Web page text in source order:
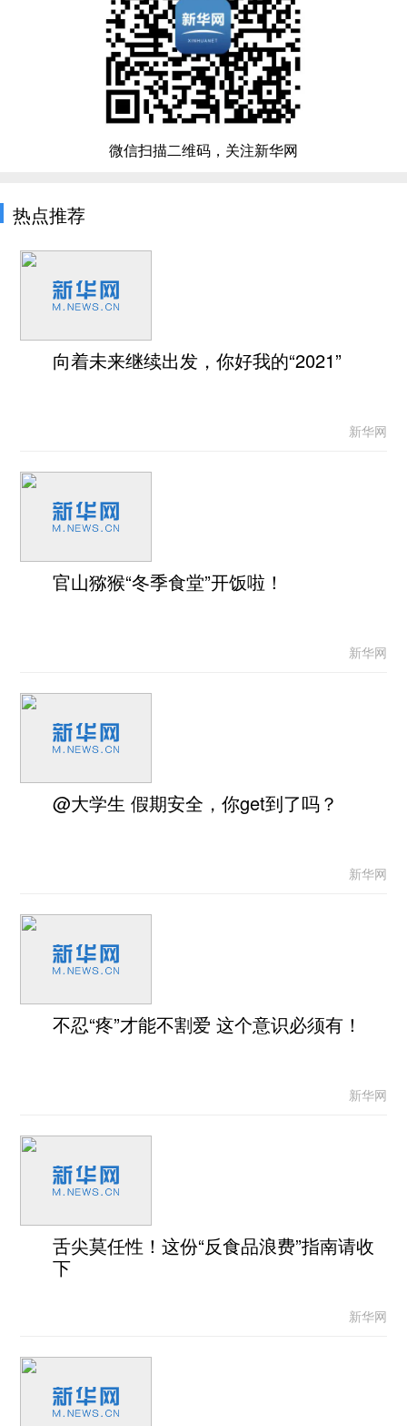
微信扫描二维码，关注新华网
热点推荐
向着未来继续出发，你好我的“2021”
新华网
官山猕猴“冬季食堂”开饭啦！
新华网
@大学生 假期安全，你get到了吗？
新华网
不忍“疼”才能不割爱 这个意识必须有！
新华网
舌尖莫任性！这份“反食品浪费”指南请收
下
新华网